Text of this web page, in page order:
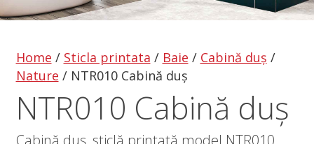
Home / Sticla printata / Baie / Cabină duș /
Nature / NTR010 Cabină duș
NTR010 Cabină duș
Cabină duș, sticlă printată model NTR010